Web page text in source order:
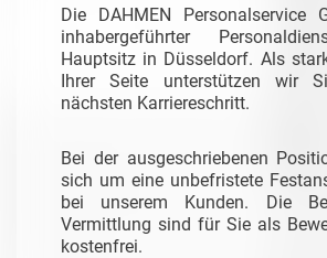
Die DAHMEN Personalservice
inhabergeführter
Hauptsitz in Düsseldorf. Als
Ihrer Seite unterstützen wir
nächsten Karriereschritt.
Bei der ausgeschriebenen
sich um eine unbefristete
bei unserem Kunden. Die
Vermittlung sind für Sie als
kostenfrei.